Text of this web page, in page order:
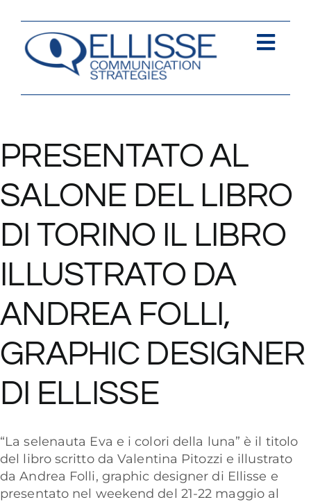
contenuto
Contatti
PRESENTATO AL
SALONE DEL LIBRO
DI TORINO IL LIBRO
ILLUSTRATO DA
ANDREA FOLLI,
GRAPHIC DESIGNER
DI ELLISSE
“La selenauta Eva e i colori della luna” è il titolo
del libro scritto da Valentina Pitozzi e illustrato
da Andrea Folli, graphic designer di Ellisse e
presentato nel weekend del 21-22 maggio al